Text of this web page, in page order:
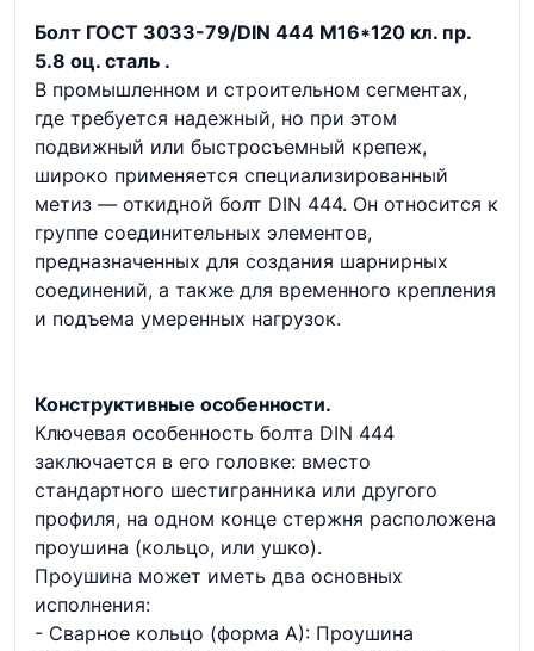
Болт ГОСТ 3033-79/DIN 444 М16*120 кл. пр.
5.8 оц. сталь .
В промышленном и строительном сегментах,
где требуется надежный, но при этом
подвижный или быстросъемный крепеж,
широко применяется специализированный
метиз — откидной болт DIN 444. Он относится к
группе соединительных элементов,
предназначенных для создания шарнирных
соединений, а также для временного крепления
и подъема умеренных нагрузок.
Конструктивные особенности.
Ключевая особенность болта DIN 444
заключается в его головке: вместо
стандартного шестигранника или другого
профиля, на одном конце стержня расположена
проушина (кольцо, или ушко).
Проушина может иметь два основных
исполнения:
- Сварное кольцо (форма А): Проушина